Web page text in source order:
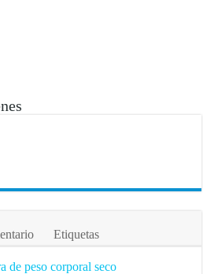
Etiquetas
de peso corporal seco